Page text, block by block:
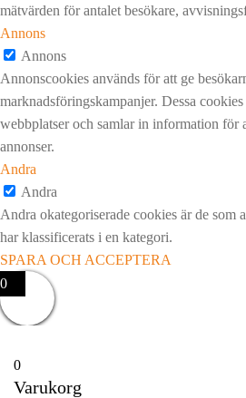
mätvärden för antalet besökare,
Annons
Annons
Annonscookies används för att ge
marknadsföringskampanjer. Dessa
webbplatser och samlar in information för
annonser.
Andra
Andra
Andra okategoriserade cookies är de som
har klassificerats i en kategori.
SPARA OCH ACCEPTERA
0
0
Varukorg